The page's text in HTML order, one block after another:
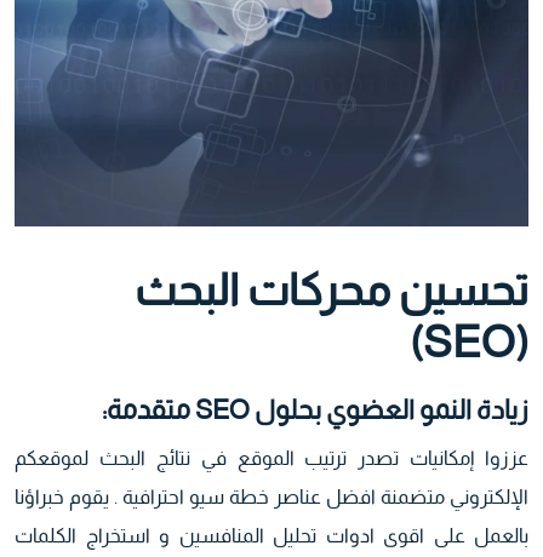
تحسین محركات البحث
(SEO)
زیادة النمو العضوي بحلول SEO متقدمة:
عززوا إمكانيات تصدر ترتيب الموقع في نتائج البحث لموقعكم
الإلكتروني متضمنة افضل عناصر خطة سيو احترافية . يقوم خبراؤنا
بالعمل على اقوى ادوات تحليل المنافسين و استخراج الكلمات